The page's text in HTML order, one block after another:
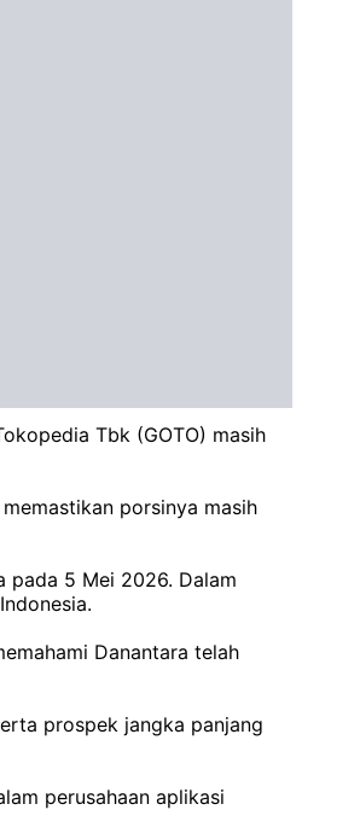
Tbk (GOTO) masih
porsinya masih
pada 5 Mei 2026. Dalam
Danantara telah
prospek jangka panjang
perusahaan aplikasi